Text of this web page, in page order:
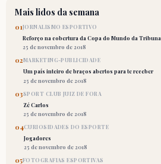
Mais lidos da semana
01JORNALISMO ESPORTIVO
Reforço na cobertura da Copa do Mundo da Tribuna
25 de novembro de 2018
02MARKETING-PUBLICIDADE
Um país inteiro de braços abertos para te receber
25 de novembro de 2018
03SPORT CLUB JUIZ DE FORA
Zé Carlos
25 de novembro de 2018
04CURIOSIDADES DO ESPORTE
Jogadores
25 de novembro de 2018
05FOTOGRAFIAS ESPORTIVAS